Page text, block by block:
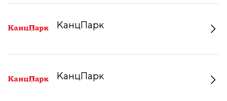
КанцПарк
КанцПарк